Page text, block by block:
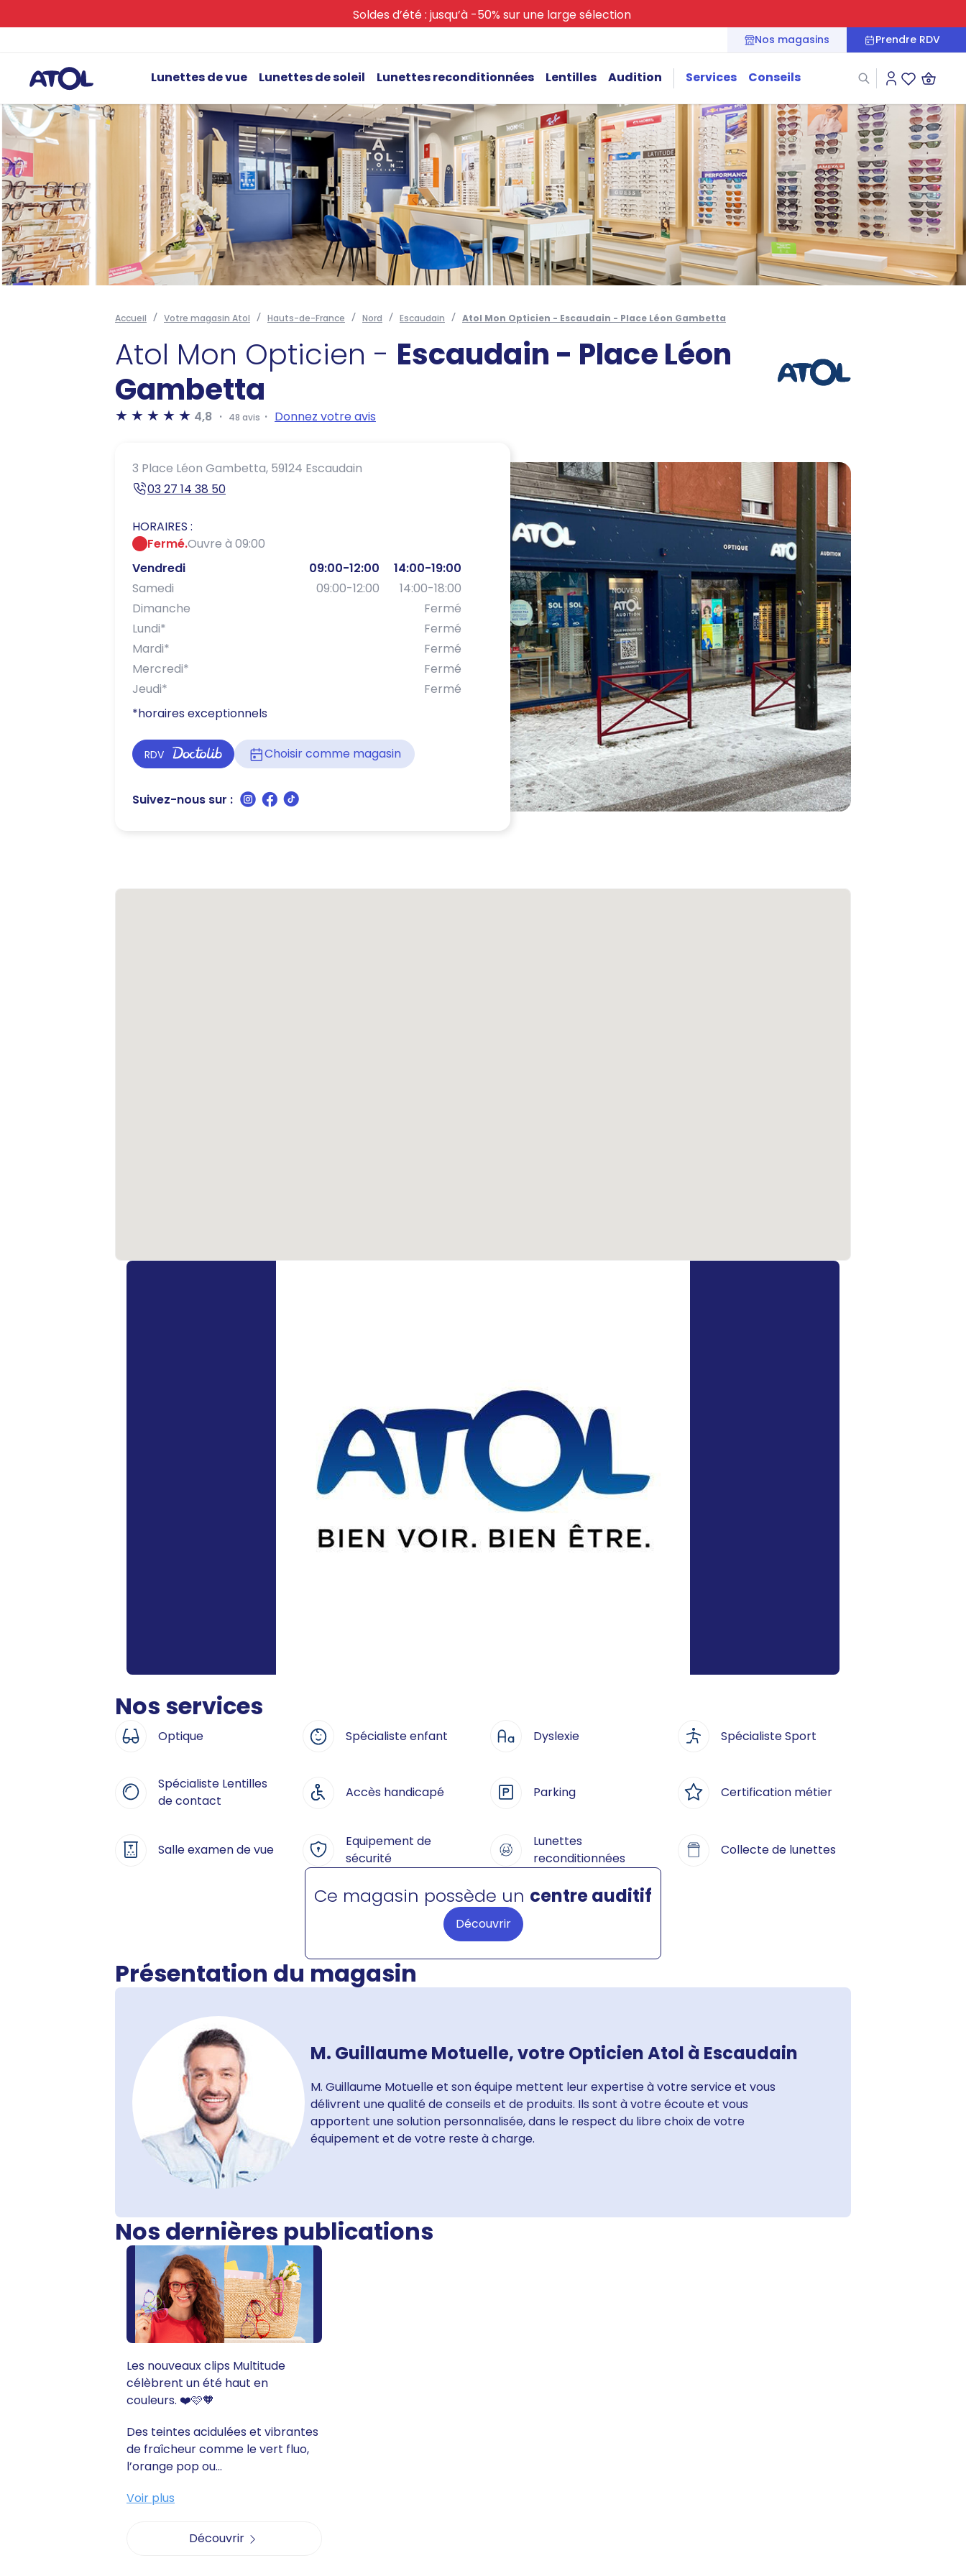
Soldes d’été : jusqu’à -50% sur une large sélection
Nos magasins Prendre RDV
Lunettes de vue Lunettes de soleil Lunettes reconditionnées Lentilles Audition Services Conseils
Connexion
Accueil Votre magasin Atol Hauts-de-France Nord Escaudain Atol Mon Opticien - Escaudain - Place Léon Gambetta
Atol Mon Opticien - Escaudain - Place Léon
Gambetta
4,8 48 avis Donnez votre avis
3 Place Léon Gambetta, 59124 Escaudain
03 27 14 38 50
HORAIRES :
Fermé.Ouvre à 09:00
Vendredi
09:00-12:00
14:00-19:00
Samedi
09:00-12:00
14:00-18:00
Dimanche
Fermé
Lundi*
Fermé
Mardi*
Fermé
Mercredi*
Fermé
Jeudi*
Fermé
*horaires exceptionnels
RDV Choisir comme magasin
Suivez-nous sur :
Nos services
Optique Spécialiste enfant Dyslexie Spécialiste Sport
Spécialiste Lentilles
de contact
Accès handicapé Parking Certification métier
Salle examen de vue
Equipement de
sécurité
Lunettes
reconditionnées
Collecte de lunettes
Ce magasin possède un centre auditif
Découvrir
Présentation du magasin
M. Guillaume Motuelle, votre Opticien Atol à Escaudain
M. Guillaume Motuelle et son équipe mettent leur expertise à votre service et vous
délivrent une qualité de conseils et de produits. Ils sont à votre écoute et vous
apportent une solution personnalisée, dans le respect du libre choix de votre
équipement et de votre reste à charge.
Nos dernières publications
Les nouveaux clips Multitude
célèbrent un été haut en
couleurs. ❤️🩷🧡
Des teintes acidulées et vibrantes
de fraîcheur comme le vert fluo,
l’orange pop ou...
Voir plus
Découvrir